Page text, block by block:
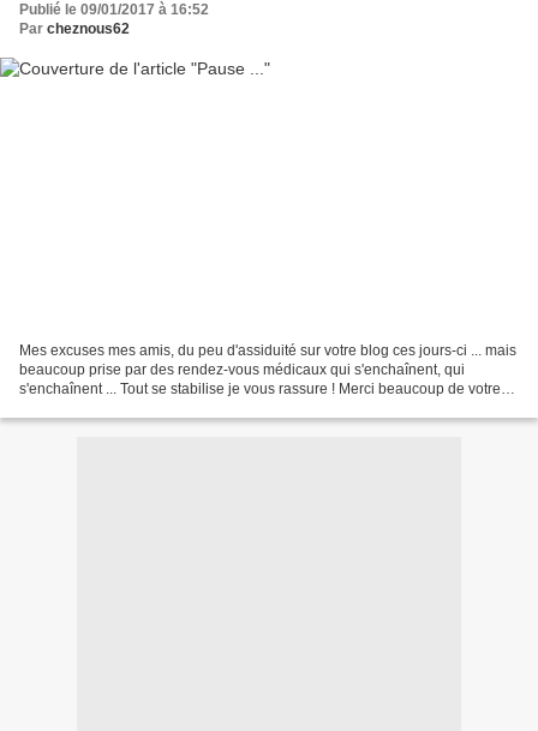
Publié le 09/01/2017 à 16:52
Par cheznous62
Mes excuses mes amis, du peu d'assiduité sur votre blog ces jours-ci ... mais
beaucoup prise par des rendez-vous médicaux qui s'enchaînent, qui
s'enchaînent ... Tout se stabilise je vous rassure ! Merci beaucoup de votre